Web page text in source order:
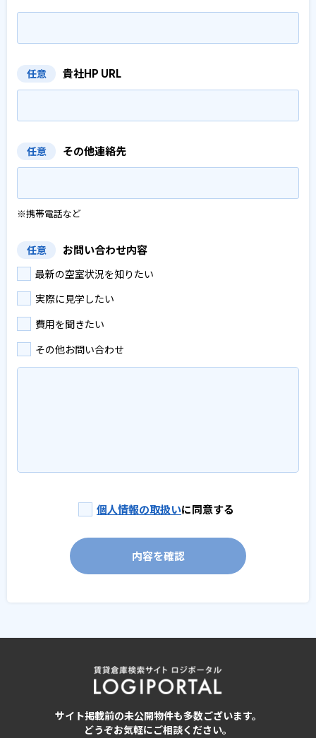
任意 貴社HP URL
任意 その他連絡先
※携帯電話など
任意 お問い合わせ内容
最新の空室状況を知りたい
実際に見学したい
費用を聞きたい
その他お問い合わせ
個人情報の取扱いに同意する
内容を確認
サイト掲載前の未公開物件も多数ございます。
どうぞお気軽にご相談ください。